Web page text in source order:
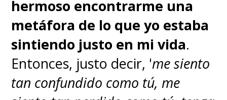
hermoso encontrarme una
metáfora de lo que yo estaba
sintiendo justo en mi vida.
Entonces, justo decir, 'me siento
tan confundido como tú, me